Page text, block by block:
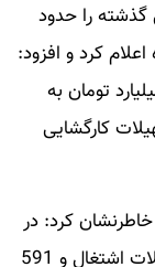
را حدود
تعداد 270 هزار فقره اعلام کرد و افزود:
میزان پرداخت تسهیلات با 3756 میلیارد تومان به
تسهیلات کارگشایی
کرد: در
این مدت همچنین 931 میلیارد تومان تسهیلات اشتغال و 591